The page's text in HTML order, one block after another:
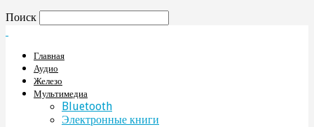
Поиск
Главная
Аудио
Железо
Мультимедиа
Bluetooth
Электронные книги